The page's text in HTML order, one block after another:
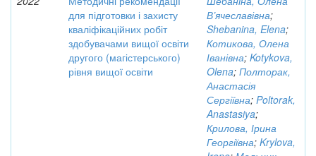
для підготовки і захисту
кваліфікаційних робіт
здобувачами вищої освіти
другого (магістерського)
рівня вищої освіти
В’ячеславівна;
Shebanina, Elena;
Котикова, Олена
Іванівна; Kotykova,
Olena; Полторак,
Анастасія
Сергіївна; Poltorak,
Anastasiya;
Крилова, Ірина
Георгіївна; Krylova,